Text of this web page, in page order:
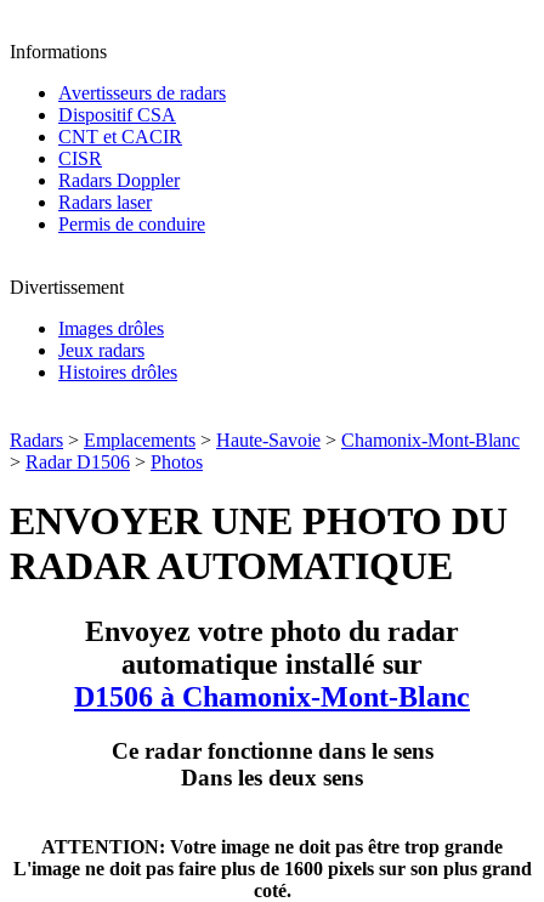
Informations
Avertisseurs de radars
Dispositif CSA
CNT et CACIR
CISR
Radars Doppler
Radars laser
Permis de conduire
Divertissement
Images drôles
Jeux radars
Histoires drôles
Radars > Emplacements > Haute-Savoie > Chamonix-Mont-Blanc
> Radar D1506 > Photos
ENVOYER UNE PHOTO DU
RADAR AUTOMATIQUE
Envoyez votre photo du radar
automatique installé sur
D1506 à Chamonix-Mont-Blanc
Ce radar fonctionne dans le sens
Dans les deux sens
ATTENTION: Votre image ne doit pas être trop grande
L'image ne doit pas faire plus de 1600 pixels sur son plus grand
coté.